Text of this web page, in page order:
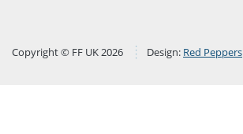
Copyright © FF UK 2026 Design: Red Peppers